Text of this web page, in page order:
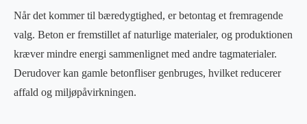
Når det kommer til bæredygtighed, er betontag et fremragende
valg. Beton er fremstillet af naturlige materialer, og produktionen
kræver mindre energi sammenlignet med andre tagmaterialer.
Derudover kan gamle betonfliser genbruges, hvilket reducerer
affald og miljøpåvirkningen.